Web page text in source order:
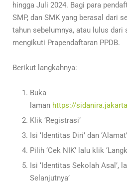
hingga Juli 2024. Bagi para
SMP, dan SMK yang berasal dari
tahun sebelumnya, atau lulus dari
mengikuti Prapendaftaran PPDB.
Berikut langkahnya:
Buka
laman https://
Klik ‘Registrasi’
Isi ‘Identitas Diri’ dan
Pilih ‘Cek NIK’ lalu klik
Isi ‘Identitas Sekolah Asal’,
Selanjutnya’